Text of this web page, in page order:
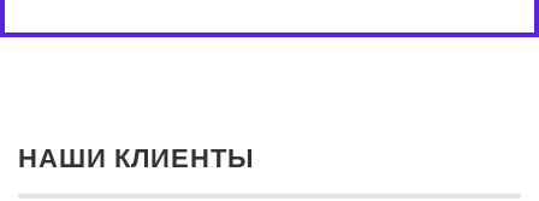
НАШИ КЛИЕНТЫ